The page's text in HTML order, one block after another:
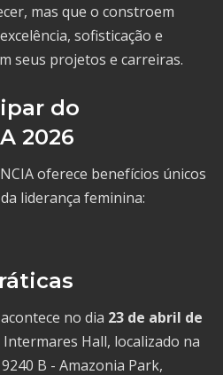
mas que o constroem
sofisticação e
seus projetos e carreiras.
do
2026
oferece benefícios únicos
liderança feminina:
acontece no dia 23 de abril de
Intermares Hall, localizado na
B - Amazonia Park,